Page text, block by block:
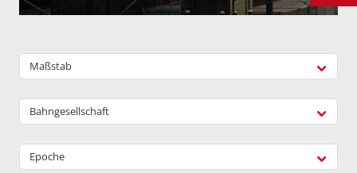
Maßstab
Bahngesellschaft
Epoche